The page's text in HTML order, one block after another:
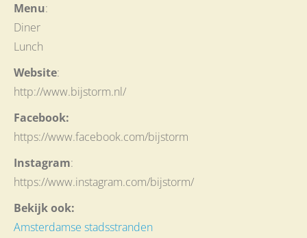
Menu:
Diner
Lunch
Website:
http://www.bijstorm.nl/
Facebook:
https://www.facebook.com/bijstorm
Instagram:
https://www.instagram.com/bijstorm/
Bekijk ook:
Amsterdamse stadsstranden